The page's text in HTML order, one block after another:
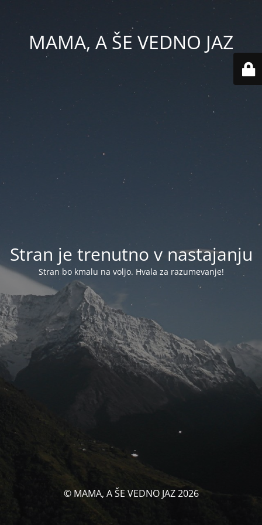
MAMA, A ŠE VEDNO JAZ
Stran je trenutno v nastajanju
Stran bo kmalu na voljo. Hvala za razumevanje!
© MAMA, A ŠE VEDNO JAZ 2026